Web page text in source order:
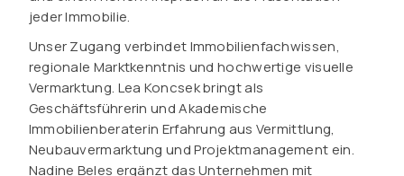
jeder Immobilie.
Unser Zugang verbindet Immobilienfachwissen,
regionale Marktkenntnis und hochwertige visuelle
Vermarktung. Lea Koncsek bringt als
Geschäftsführerin und Akademische
Immobilienberaterin Erfahrung aus Vermittlung,
Neubauvermarktung und Projektmanagement ein.
Nadine Beles ergänzt das Unternehmen mit